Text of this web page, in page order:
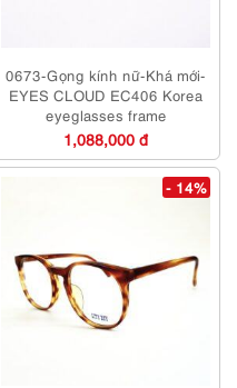
0673-Gọng kính nữ-Khá mới-
EYES CLOUD EC406 Korea
eyeglasses frame
1,088,000 đ
- 14%